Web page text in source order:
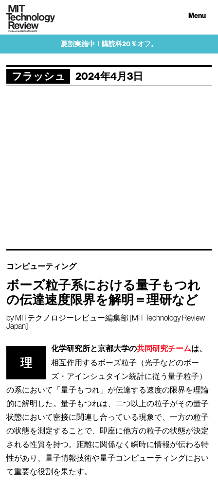
Menu
夏割実施中！購読料20％オフ。
フラッシュ 2024年4月3日
コンピューティング
ボーズ粒子系における量子もつれ
の伝達速度限界を解明＝理研など
byMITテクノロジーレビュー編集部 [MIT Technology Review
Japan]
理
化学研究所と京都大学の共同研究チームは、
相互作用するボーズ粒子（光子などのボー
ズ・アインシュタイン統計に従う量子粒子）
の系において「量子もつれ」が伝達する速度の限界を理論
的に解明した。量子もつれは、二つ以上の粒子がその量子
状態において密接に関連し合っている現象で、一方の粒子
の状態を測定することで、即座に他方の粒子の状態が決定
される性質を持つ。距離に関係なく瞬時に情報が伝わる特
性があり、量子情報技術や量子コンピューティングにおい
て重要な役割を果たす。